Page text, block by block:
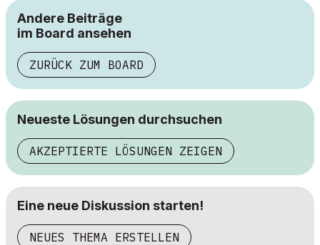
Andere Beiträge
im Board ansehen
ZURÜCK ZUM BOARD
Neueste Lösungen durchsuchen
AKZEPTIERTE LÖSUNGEN ZEIGEN
Eine neue Diskussion starten!
NEUES THEMA ERSTELLEN